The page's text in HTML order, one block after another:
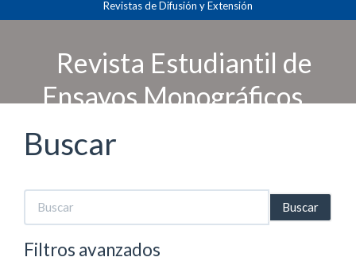
principal
principal
Barra
lateral
Revistas de Difusión y Extensión
Revista Estudiantil de
Ensayos Monográficos
Buscar
Buscar
artículos
por
Filtros avanzados